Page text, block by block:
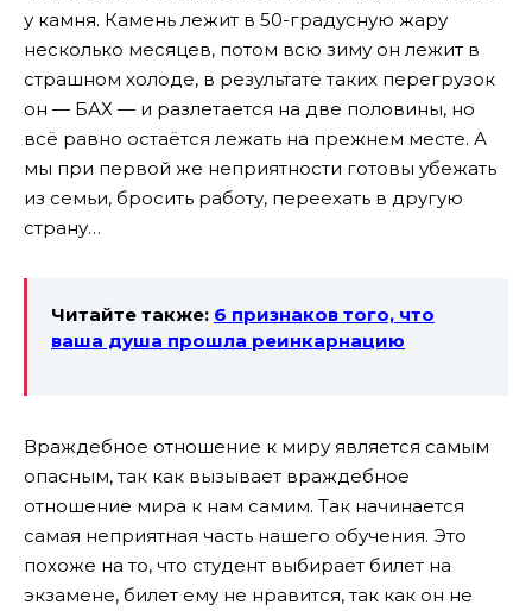
у камня. Камень лежит в 50-градусную жару
несколько месяцев, потом всю зиму он лежит в
страшном холоде, в результате таких перегрузок
он — БАХ — и разлетается на две половины, но
всё равно остаётся лежать на прежнем месте. А
мы при первой же неприятности готовы убежать
из семьи, бросить работу, переехать в другую
страну…
Читайте также: 6 признаков того, что
ваша душа прошла реинкарнацию
Враждебное отношение к миру является самым
опасным, так как вызывает враждебное
отношение мира к нам самим. Так начинается
самая неприятная часть нашего обучения. Это
похоже на то, что студент выбирает билет на
экзамене, билет ему не нравится, так как он не